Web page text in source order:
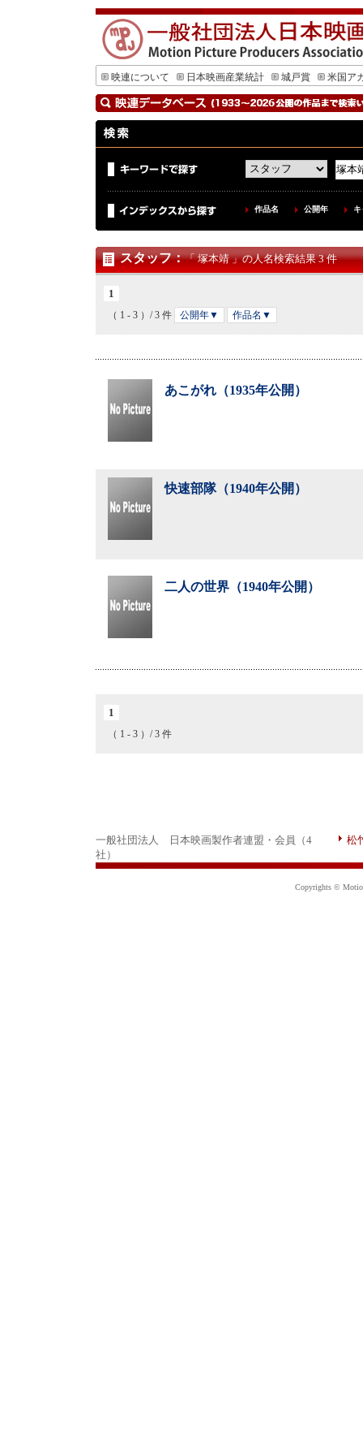
映連について 日本映画産業統計 城戸賞 米国ア
作品名 公開年
スタッフ：「 塚本靖 」の人名検索結果 3 件
1
（ 1 - 3 ）/ 3 件 公開年▼ 作品名▼
あこがれ（1935年公開）
快速部隊（1940年公開）
二人の世界（1940年公開）
1
（ 1 - 3 ）/ 3 件
一般社団法人 日本映画製作者連盟・会員（4
社）
松
Copyrights ©